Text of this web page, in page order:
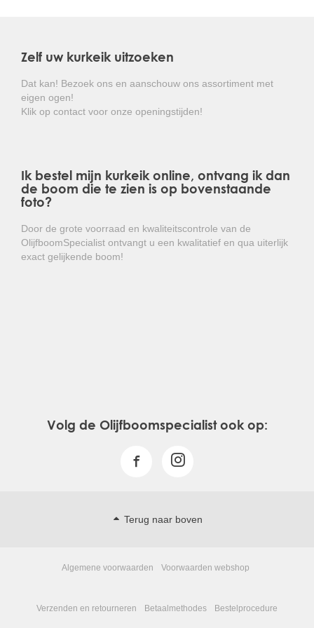
De kurkeik is goed winterhard en hoeft niet beschermd
Kortom: een prachtige groenblijvende boom die
door zijn stamstructuur een lust voor het oog is!
Zelf uw kurkeik uitzoeken
Dat kan! Bezoek ons en aanschouw ons assortiment met
eigen ogen!
Klik op contact voor onze openingstijden!
Ik bestel mijn kurkeik online, ontvang ik dan
de boom die te zien is op bovenstaande
foto?
Door de grote voorraad en kwaliteitscontrole van de
OlijfboomSpecialist ontvangt u een kwalitatief en qua uiterlijk
exact gelijkende boom!
Volg de Olijfboomspecialist ook op:
Terug naar boven
Algemene voorwaarden Voorwaarden webshop
Verzenden en retourneren Betaalmethodes Bestelprocedure